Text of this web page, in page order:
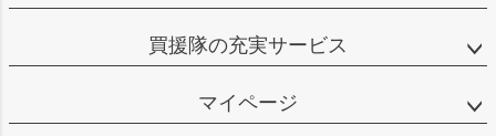
買援隊の充実サービス
マイページ